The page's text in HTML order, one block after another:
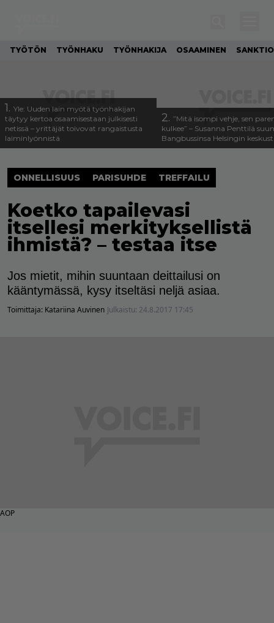
TYÖTÖN TYÖNHAKU TYÖNHAKIJA OSAAMINEN SANKTIO
1. Yle: Uuden lain myötä työnhakijan
täytyy kertoa osaamisestaan julkisesti
netissä – yrittäjät toivovat rangaistusta
laiminlyönnistä
2. ”Mitä isompi vehje, sen
kulkee” – Susanna Penttilä
Bangbussinsa Helsingin
ONNELLISUUS PARISUHDE TREFFAILU
Koetko tapailevasi
itsellesi merkityksellistä
ihmistä? – testaa itse
Jos mietit, mihin suuntaan deittailusi on
kääntymässä, kysy itseltäsi neljä asiaa.
Toimittaja: Katariina Auvinen Julkaistu: 24.8.2017 17:45
AOP